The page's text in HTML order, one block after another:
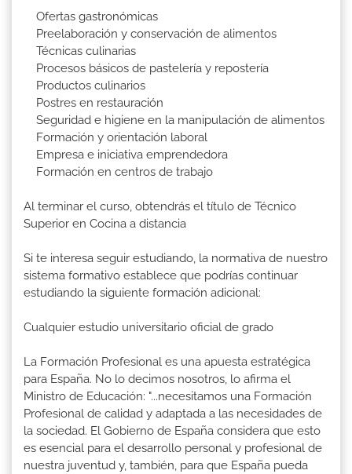
Ofertas gastronómicas
Preelaboración y conservación de alimentos
Técnicas culinarias
Procesos básicos de pastelería y repostería
Productos culinarios
Postres en restauración
Seguridad e higiene en la manipulación de alimentos
Formación y orientación laboral
Empresa e iniciativa emprendedora
Formación en centros de trabajo
Al terminar el curso, obtendrás el título de Técnico
Superior en Cocina a distancia
Si te interesa seguir estudiando, la normativa de nuestro
sistema formativo establece que podrías continuar
estudiando la siguiente formación adicional:
Cualquier estudio universitario oficial de grado
La Formación Profesional es una apuesta estratégica
para España. No lo decimos nosotros, lo afirma el
Ministro de Educación: "...necesitamos una Formación
Profesional de calidad y adaptada a las necesidades de
la sociedad. El Gobierno de España considera que esto
es esencial para el desarrollo personal y profesional de
nuestra juventud y, también, para que España pueda